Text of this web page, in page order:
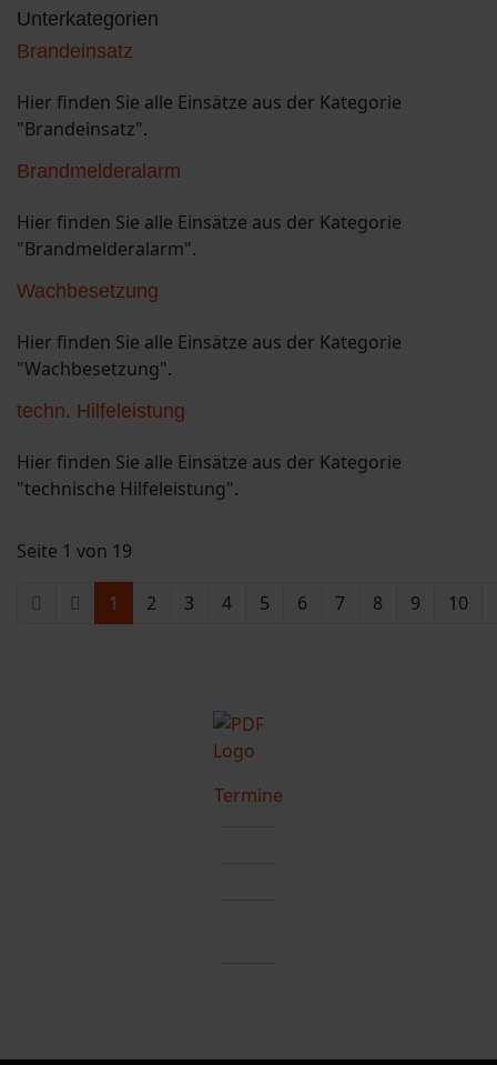
Unterkategorien
Brandeinsatz
Hier finden Sie alle Einsätze aus der Kategorie
"Brandeinsatz".
Brandmelderalarm
Hier finden Sie alle Einsätze aus der Kategorie
"Brandmelderalarm".
Wachbesetzung
Hier finden Sie alle Einsätze aus der Kategorie
"Wachbesetzung".
techn. Hilfeleistung
Hier finden Sie alle Einsätze aus der Kategorie
"technische Hilfeleistung".
Seite 1 von 19
1 2 3 4 5 6 7 8 9 10
Termine